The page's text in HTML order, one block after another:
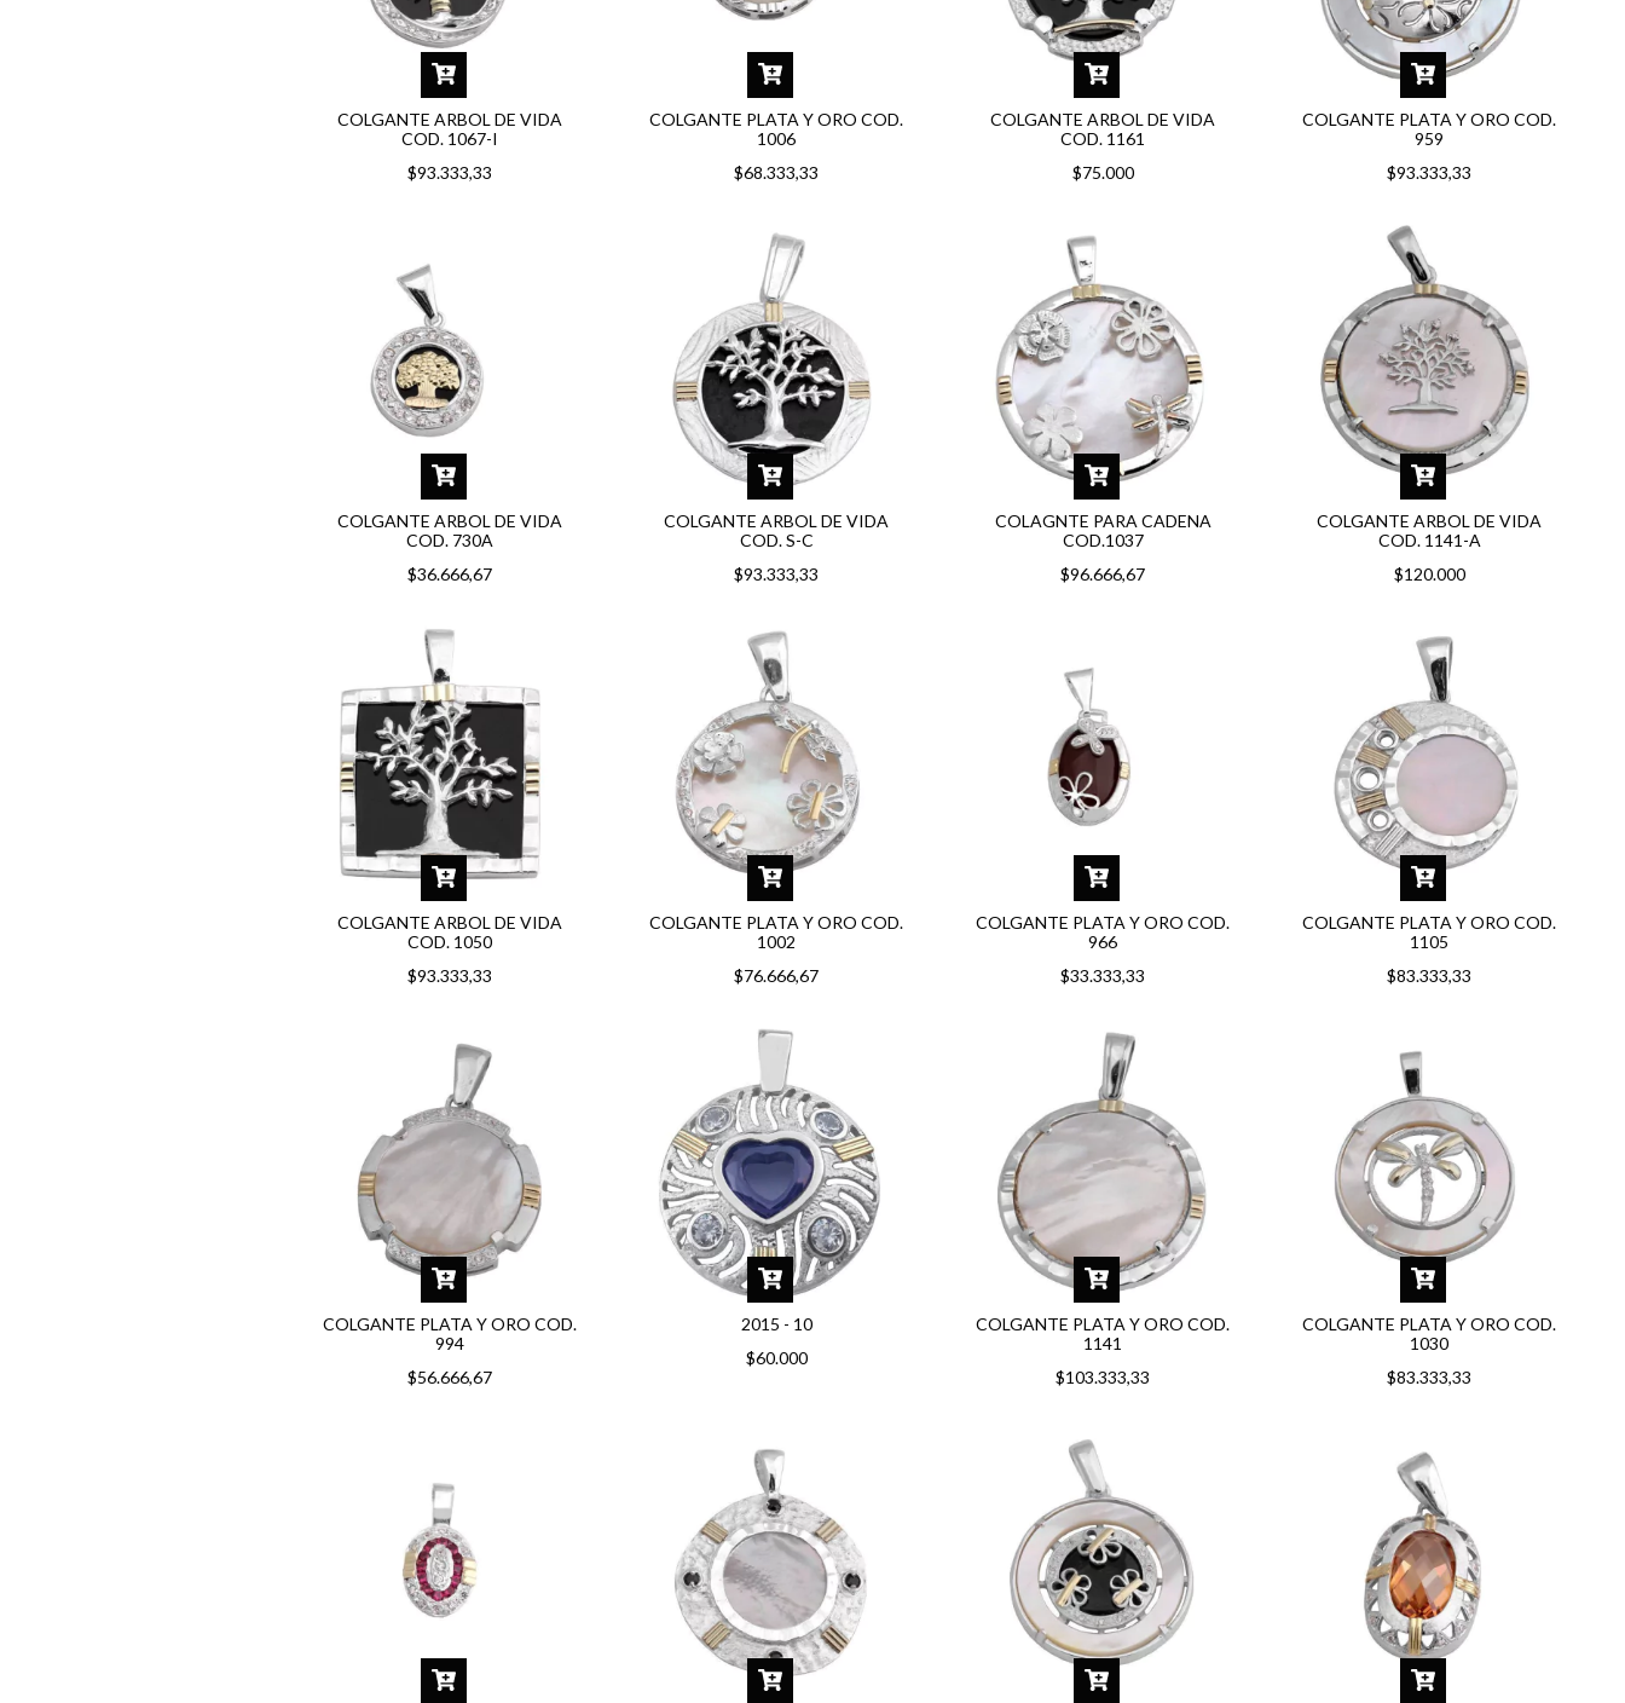
COLGANTE ARBOL DE VIDA
COD. 1067-I
$93.333,33
COLGANTE PLATA Y ORO COD.
1006
$68.333,33
COLGANTE ARBOL DE VIDA
COD. 1161
$75.000
COLGANTE PLATA Y ORO COD.
959
$93.333,33
COLGANTE ARBOL DE VIDA
COD. 730A
$36.666,67
COLGANTE ARBOL DE VIDA
COD. S-C
$93.333,33
COLAGNTE PARA CADENA
COD.1037
$96.666,67
COLGANTE ARBOL DE VIDA
COD. 1141-A
$120.000
COLGANTE ARBOL DE VIDA
COD. 1050
$93.333,33
COLGANTE PLATA Y ORO COD.
1002
$76.666,67
COLGANTE PLATA Y ORO COD.
966
$33.333,33
COLGANTE PLATA Y ORO COD.
1105
$83.333,33
COLGANTE PLATA Y ORO COD.
994
$56.666,67
2015 - 10
$60.000
COLGANTE PLATA Y ORO COD.
1141
$103.333,33
COLGANTE PLATA Y ORO COD.
1030
$83.333,33